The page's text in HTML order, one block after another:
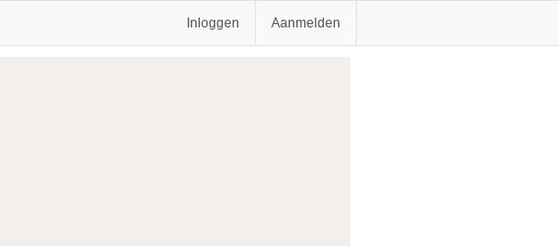
Inloggen Aanmelden